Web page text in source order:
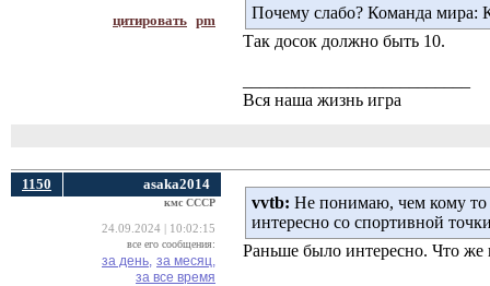
цитировать pm
Почему слабо? Команда мира:
Так досок должно быть 10.
Вся наша жизнь игра
1150 asaka2014
кмс СССР
24.09.2024 | 10:02:15
все его сообщения:
за день, за месяц,
за все время
vvtb: Не понимаю, чем кому то
интересно со спортивной
Раньше было интересно. Что же